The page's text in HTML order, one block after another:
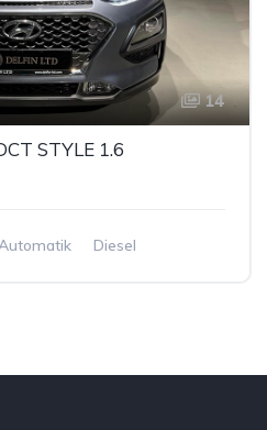
14
STYLE 1.6
Diesel